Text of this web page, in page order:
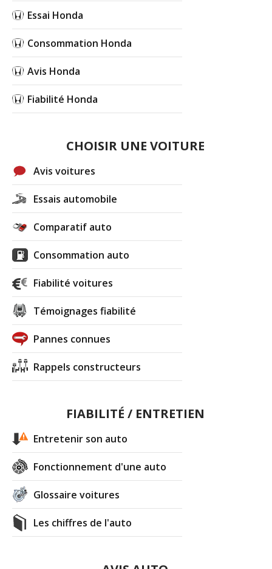
Essai Honda
Consommation Honda
Avis Honda
Fiabilité Honda
CHOISIR UNE VOITURE
Avis voitures
Essais automobile
Comparatif auto
Consommation auto
Fiabilité voitures
Témoignages fiabilité
Pannes connues
Rappels constructeurs
FIABILITÉ / ENTRETIEN
Entretenir son auto
Fonctionnement d'une auto
Glossaire voitures
Les chiffres de l'auto